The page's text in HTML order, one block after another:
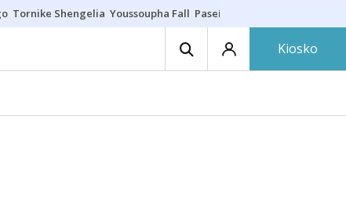
Tornike Shengelia Youssoupha Fall Paseíllo único
Kiosko